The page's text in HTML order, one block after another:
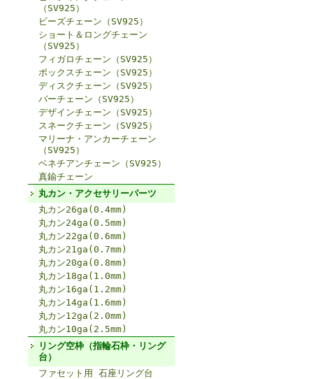
（SV925）
ビーズチェーン（SV925）
ショート＆ロングチェーン
（SV925）
フィガロチェーン（SV925）
ボックスチェーン（SV925）
ディスクチェーン（SV925）
バーチェーン（SV925）
デザインチェーン（SV925）
スネークチェーン（SV925）
マリーナ・アンカーチェーン
（SV925）
ベネチアンチェーン（SV925）
真鍮チェーン
丸カン・アクセサリーパーツ
丸カン26ga(0.4mm)
丸カン24ga(0.5mm)
丸カン22ga(0.6mm)
丸カン21ga(0.7mm)
丸カン20ga(0.8mm)
丸カン18ga(1.0mm)
丸カン16ga(1.2mm)
丸カン14ga(1.6mm)
丸カン12ga(2.0mm)
丸カン10ga(2.5mm)
リング空枠（指輪石枠・リング
台）
ファセット用 石座リング台